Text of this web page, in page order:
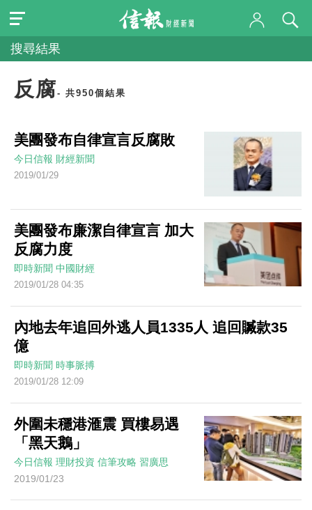
搜尋結果
反腐- 共950個結果
美團發布自律宣言反腐敗
今日信報 財經新聞
2019/01/29
美團發布廉潔自律宣言 加大
反腐力度
即時新聞 中國財經
2019/01/28 04:35
內地去年追回外逃人員1335人 追回贓款35
億
即時新聞 時事脈搏
2019/01/28 12:09
外圍未穩港滙震 買樓易遇
「黑天鵝」
今日信報 理財投資 信筆攻略 習廣思
2019/01/23